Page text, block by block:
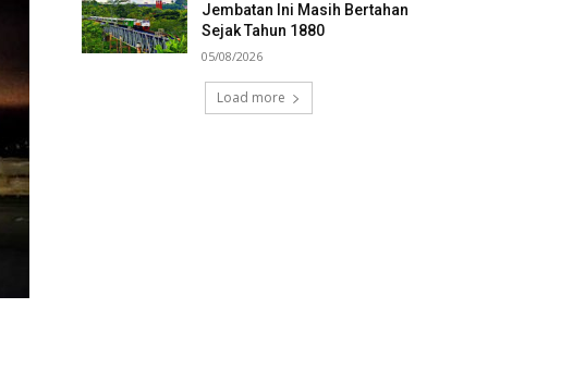
Jembatan Ini Masih Bertahan
Sejak Tahun 1880
05/08/2026
Load more